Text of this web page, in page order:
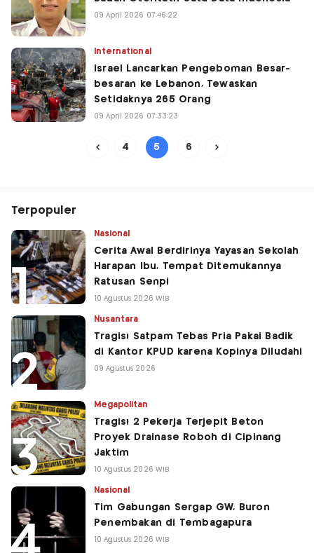
09 April 2026 07:46:22
International
Israel Lancarkan Pengeboman Besar-
besaran ke Lebanon, Tewaskan
Setidaknya 265 Orang
09 April 2026 07:33:23
4 5 6
Terpopuler
Nasional
Cerita Awal Berdirinya Yayasan Sekolah
Harapan Ibu, Tempat Ditemukannya
Ratusan Senpi
10 Agustus 2026 WIB
Nusantara
Tragis! Satpam Tebas Pria Pakai Badik
di Kantor KPUD karena Kopinya Diludahi
09 Agustus 2026
Megapolitan
Tragis! 2 Pekerja Terjepit Beton
Proyek Drainase Roboh di Cipinang
Jaktim
10 Agustus 2026 WIB
Nasional
Tim Gabungan Sergap GW, Buron
Penembakan di Tembagapura
10 Agustus 2026 WIB